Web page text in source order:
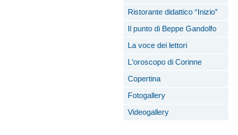
Ristorante didattico “Inizio”
Il punto di Beppe Gandolfo
La voce dei lettori
L'oroscopo di Corinne
Copertina
Fotogallery
Videogallery